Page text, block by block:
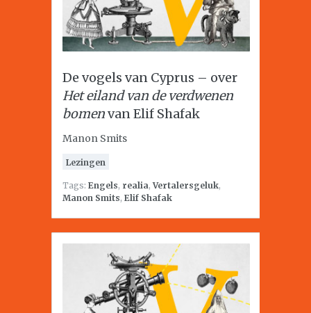
De vogels van Cyprus – over
Het eiland van de verdwenen
bomenvan Elif Shafak
Manon Smits
Lezingen
Tags: Engels, realia,Vertalersgeluk,
Manon Smits, Elif Shafak